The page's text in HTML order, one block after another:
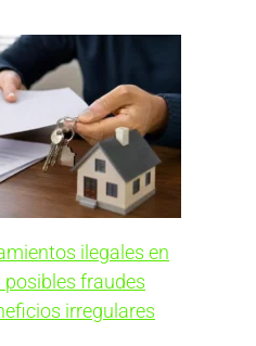
ilegales en
fraudes
irregulares